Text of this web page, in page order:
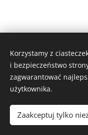
Strona utworzona za
Korzystamy z
i bezpieczeństwo
zagwarantować
użytkownika.
Zaakceptuj tylko